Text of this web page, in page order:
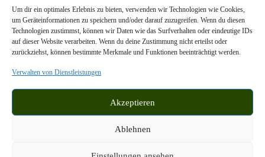
Um dir ein optimales Erlebnis zu bieten, verwenden wir Technologien wie Cookies,
um Geräteinformationen zu speichern und/oder darauf zuzugreifen. Wenn du diesen
Technologien zustimmst, können wir Daten wie das Surfverhalten oder eindeutige IDs
auf dieser Website verarbeiten. Wenn du deine Zustimmung nicht erteilst oder
zurückziehst, können bestimmte Merkmale und Funktionen beeinträchtigt werden.
Verwalten von Dienstleistungen
Akzeptieren
Ablehnen